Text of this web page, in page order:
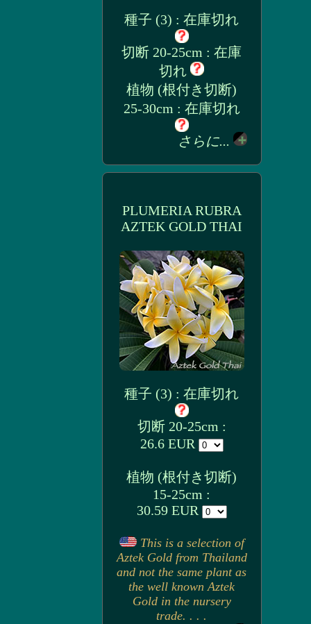
種子 (3) : 在庫切れ
切断 20-25cm : 在庫
切れ
植物 (根付き切断)
25-30cm : 在庫切れ
さらに...
PLUMERIA RUBRA
AZTEK GOLD THAI
種子 (3) : 在庫切れ
切断 20-25cm :
26.6 EUR
植物 (根付き切断)
15-25cm :
30.59 EUR
This is a selection of
Aztek Gold from Thailand
and not the same plant as
the well known Aztek
Gold in the nursery
trade. . . .